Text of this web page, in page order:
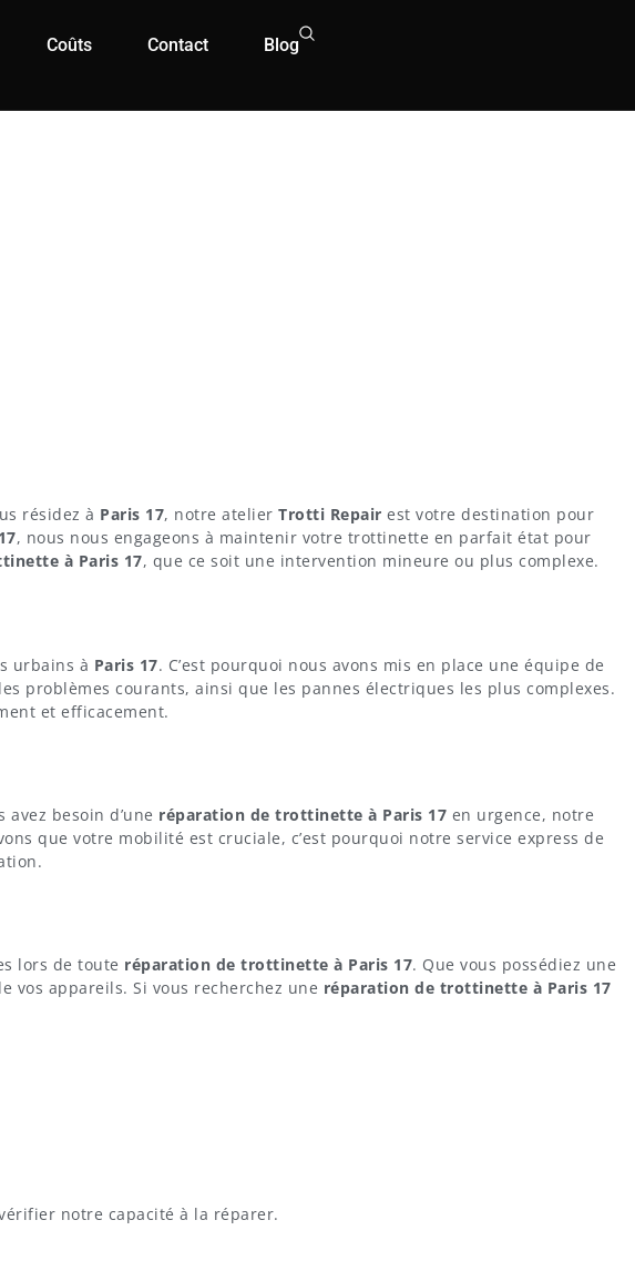
Coûts Contact Blog
résidez à Paris 17, notre atelier Trotti Repair est votre destination pour
, nous nous engageons à maintenir votre trottinette en parfait état pour
à Paris 17, que ce soit une intervention mineure ou plus complexe.
urbains à Paris 17. C’est pourquoi nous avons mis en place une équipe de
problèmes courants, ainsi que les pannes électriques les plus complexes.
et efficacement.
besoin d’une réparation de trottinette à Paris 17 en urgence, notre
que votre mobilité est cruciale, c’est pourquoi notre service express de
lors de toute réparation de trottinette à Paris 17. Que vous possédiez une
appareils. Si vous recherchez une réparation de trottinette à Paris 17
notre capacité à la réparer.